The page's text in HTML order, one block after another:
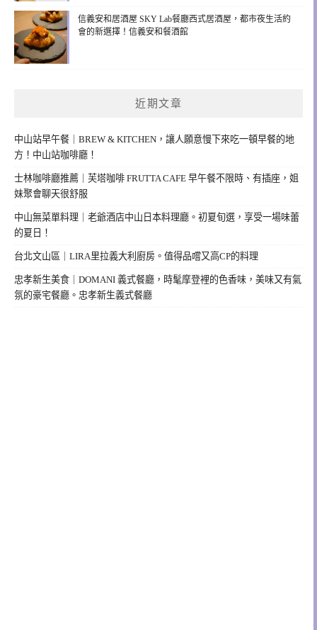
信義安和居酒屋 SKY Lab餐廳西式居酒屋，都市夜生活約
會的新選擇！信義安和餐酒館
近期文章
中山站早午餐｜BREW & KITCHEN，讓人願意慢下來吃一頓早餐的地
方！中山站咖啡廳！
士林咖啡廳推薦｜芙塔咖啡 FRUTTA CAFE 早午餐不限時、有插座，姐
妹聚會聊天很舒服
中山無菜單料理｜老爺酒店中山日本料理廳。初夏旬選，享受一場味蕾
的夏日！
台北文山區｜LIRA里拉義大利廚房。值得品嚐又高CP的料理
忠孝新生美食｜DOMANI 義式餐廳，時髦摩登裡的色香味，美味又有氣
氛的豪宅餐廳。忠孝新生義式餐廳